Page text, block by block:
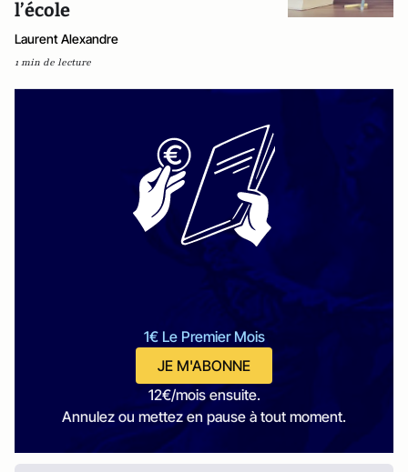
l’école
Laurent Alexandre
1 min de lecture
1€ Le Premier Mois
JE M'ABONNE
12€/mois ensuite.
Annulez ou mettez en pause à tout moment.